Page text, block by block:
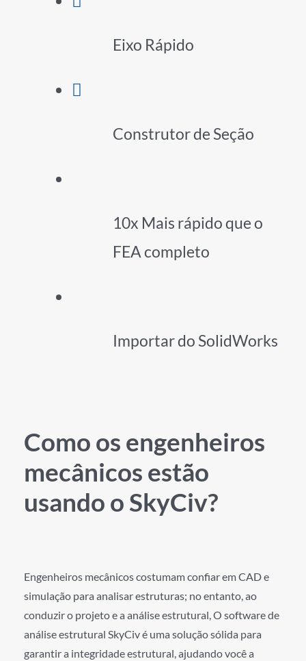
Eixo Rápido
Construtor de Seção
10x Mais rápido que o
FEA completo
Importar do SolidWorks
Como os engenheiros
mecânicos estão
usando o SkyCiv?
Engenheiros mecânicos costumam confiar em CAD e
simulação para analisar estruturas; no entanto, ao
conduzir o projeto e a análise estrutural, O software de
análise estrutural SkyCiv é uma solução sólida para
garantir a integridade estrutural, ajudando você a